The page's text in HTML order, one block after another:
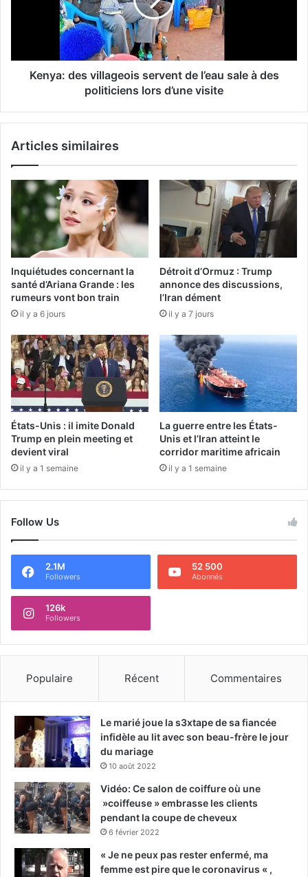
Kenya: des villageois servent de l’eau sale à des
politiciens lors d’une visite
Articles similaires
Inquiétudes concernant la
santé d’Ariana Grande : les
rumeurs vont bon train
il y a 6 jours
Détroit d’Ormuz : Trump
annonce des discussions,
l’Iran dément
il y a 7 jours
États-Unis : il imite Donald
Trump en plein meeting et
devient viral
il y a 1 semaine
La guerre entre les États-
Unis et l’Iran atteint le
corridor maritime africain
il y a 1 semaine
Follow Us
2.1M
Followers
52 500
Abonnés
126k
Followers
Populaire Récent Commentaires
Le marié joue la s3xtape de sa fiancée
infidèle au lit avec son beau-frère le jour
du mariage
10 août 2022
Vidéo: Ce salon de coiffure où une
»coiffeuse » embrasse les clients
pendant la coupe de cheveux
6 février 2022
« Je ne peux pas rester enfermé, ma
femme est pire que le coronavirus « ,